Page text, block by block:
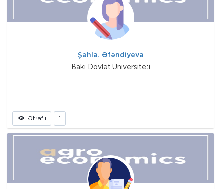
Şəhla. Əfəndiyeva
Bakı Dövlət Universiteti
Ətraflı 1